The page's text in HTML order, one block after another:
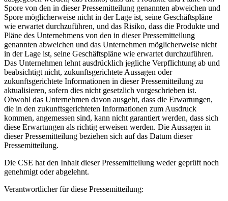
Spore von den in dieser Pressemitteilung genannten abweichen und
Spore möglicherweise nicht in der Lage ist, seine Geschäftspläne
wie erwartet durchzuführen, und das Risiko, dass die Produkte und
Pläne des Unternehmens von den in dieser Pressemitteilung
genannten abweichen und das Unternehmen möglicherweise nicht
in der Lage ist, seine Geschäftspläne wie erwartet durchzuführen.
Das Unternehmen lehnt ausdrücklich jegliche Verpflichtung ab und
beabsichtigt nicht, zukunftsgerichtete Aussagen oder
zukunftsgerichtete Informationen in dieser Pressemitteilung zu
aktualisieren, sofern dies nicht gesetzlich vorgeschrieben ist.
Obwohl das Unternehmen davon ausgeht, dass die Erwartungen,
die in den zukunftsgerichteten Informationen zum Ausdruck
kommen, angemessen sind, kann nicht garantiert werden, dass sich
diese Erwartungen als richtig erweisen werden. Die Aussagen in
dieser Pressemitteilung beziehen sich auf das Datum dieser
Pressemitteilung.
Die CSE hat den Inhalt dieser Pressemitteilung weder geprüft noch
genehmigt oder abgelehnt.
Verantwortlicher für diese Pressemitteilung: